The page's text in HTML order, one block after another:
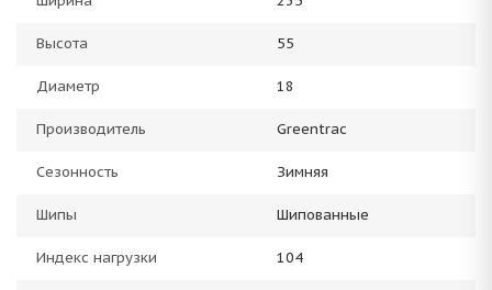
Высота 55
Диаметр 18
Производитель Greentrac
Сезонность Зимняя
Шипы Шипованные
Индекс нагрузки 104